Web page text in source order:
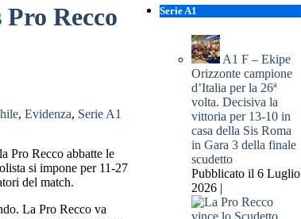
Recco
, Evidenza, Serie A1
Pro Recco abbatte le
si impone per 11-27
del match.
La Pro Recco va
Serie A1
A1 F – Ekipe
Orizzonte campione
d’Italia per la 26ª
volta. Decisiva la
vittoria per 13-10 in
casa della Sis Roma
in Gara 3 della finale
scudetto
Pubblicato il 6 Luglio
2026 |